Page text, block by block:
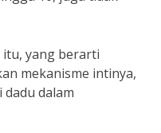
itu, yang berarti
mekanisme intinya,
dalam